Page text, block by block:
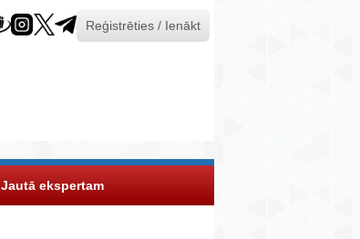
Reģistrēties / Ienākt
Jautā ekspertam